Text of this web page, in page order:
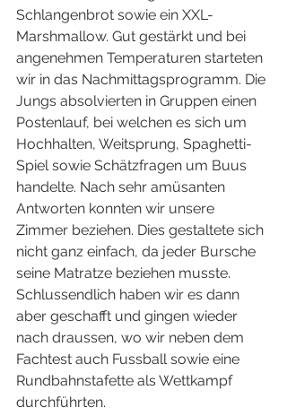
Schlangenbrot sowie ein XXL-
Marshmallow. Gut gestärkt und bei
angenehmen Temperaturen starteten
wir in das Nachmittagsprogramm. Die
Jungs absolvierten in Gruppen einen
Postenlauf, bei welchen es sich um
Hochhalten, Weitsprung, Spaghetti-
Spiel sowie Schätzfragen um Buus
handelte. Nach sehr amüsanten
Antworten konnten wir unsere
Zimmer beziehen. Dies gestaltete sich
nicht ganz einfach, da jeder Bursche
seine Matratze beziehen musste.
Schlussendlich haben wir es dann
aber geschafft und gingen wieder
nach draussen, wo wir neben dem
Fachtest auch Fussball sowie eine
Rundbahnstafette als Wettkampf
durchführten.